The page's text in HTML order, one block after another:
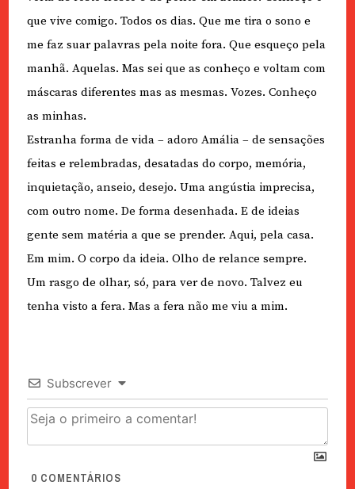
que vive comigo. Todos os dias. Que me tira o sono e
me faz suar palavras pela noite fora. Que esqueço pela
manhã. Aquelas. Mas sei que as conheço e voltam com
máscaras diferentes mas as mesmas. Vozes. Conheço
as minhas.
Estranha forma de vida – adoro Amália – de sensações
feitas e relembradas, desatadas do corpo, memória,
inquietação, anseio, desejo. Uma angústia imprecisa,
com outro nome. De forma desenhada. E de ideias
gente sem matéria a que se prender. Aqui, pela casa.
Em mim. O corpo da ideia. Olho de relance sempre.
Um rasgo de olhar, só, para ver de novo. Talvez eu
tenha visto a fera. Mas a fera não me viu a mim.
Subscrever
0 COMENTÁRIOS